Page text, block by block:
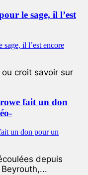
le sage, il l’est
croit savoir sur
fait un don
depuis